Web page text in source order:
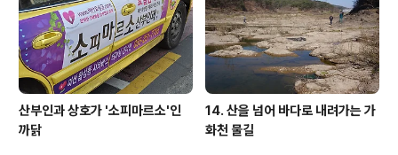
산부인과 상호가 '소피마르소'인
까닭
14. 산을 넘어 바다로 내려가는 가
화천 물길